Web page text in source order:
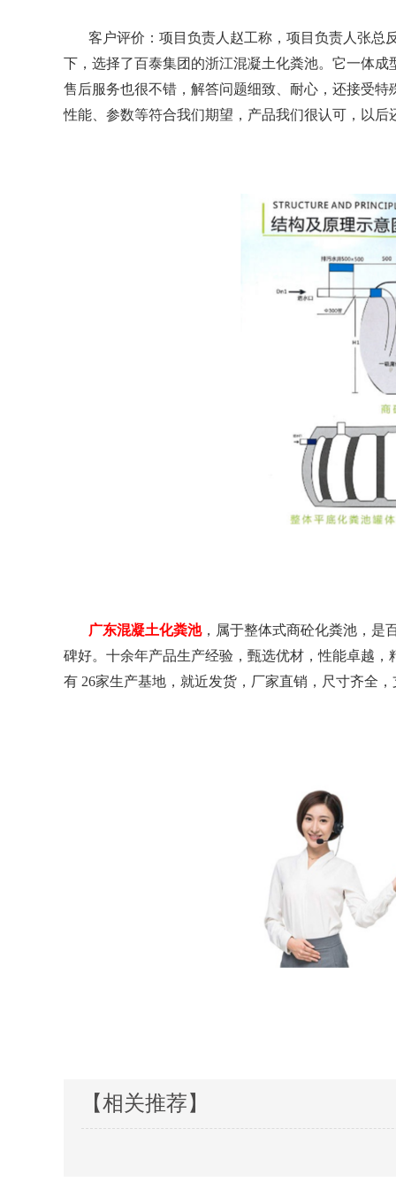
客户评价：项目负责人赵工称，项目负责人张总
下，选择了百泰集团的浙江混凝土化粪池。它一体
售后服务也很不错，解答问题细致、耐心，还接受
性能、参数等符合我们期望，产品我们很认可，以后
广东混凝土化粪池，属于整体式商砼化粪池，是
碑好。十余年产品生产经验，甄选优材，性能卓越
有 26家生产基地，就近发货，厂家直销，尺寸齐全
【相关推荐】